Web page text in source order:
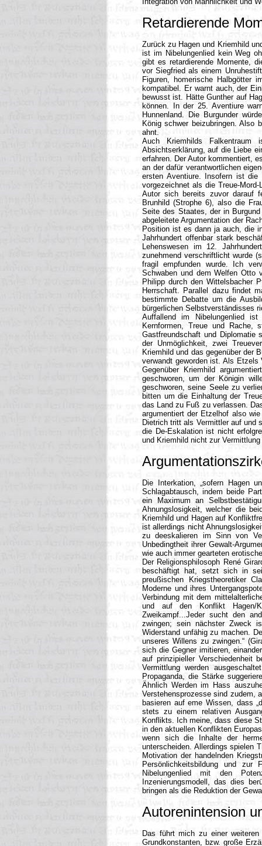
Retardierende
Zurück zu Hagen und Kriemhild
ist im Nibelungenlied kein Weg
gibt es retardierende Momente,
vor Siegfried als einem
Figuren, homerische Halbgötter
kompatibel. Er warnt auch, der
bewusst ist. Hätte Gunther auf
können. In der 25. Aventiure
Hunnenland. Die Burgunder
König schwer beizubringen. Also
ahnt.
Auch Kriemhilds
Absichtserklärung, auf die Liebe
erfahren. Der Autor kommentiert,
an der dafür verantwortlichen
ersten Aventiure. Insofern ist die
vorgezeichnet als die Treue-
Autor sich bereits zuvor darauf
Brunhild (Strophe 6), also die
Seite des Staates, der in
abgeleitete Argumentation der
Position ist es dann ja auch, die
Jahrhundert offenbar stark
Lehenswesen im 12.
zunehmend verschriftlicht wurde
fragil empfunden wurde. Ich
Schwaben und dem Welfen Otto
Philipp durch den Wittelsbacher
Herrschaft. Parallel dazu findet
bestimmte Debatte um die
bürgerlichen Selbstverständisses
Auffallend im Nibelungenlied
Kernformen, Treue und
Gastfreundschaft und Diplomatie
der Unmöglichkeit, zwei
Kriemhild und das gegenüber der
verwandt geworden ist. Als
Gegenüber Kriemhild
geschworen, um der Königin
geschworen, seine Seele zu
bitten um die Einhaltung der
das Land zu Fuß zu verlassen.
argumentiert der Etzelhof also
Dietrich tritt als Vermittler auf und
die De-Eskalation ist nicht
und Kriemhild nicht zur
Die Interkation, „sofern Hagen
Schlagabtausch, indem beide
ein Maximum an
Ahnungslosigkeit, welcher die
Kriemhild und Hagen auf
ist allerdings nicht
zu deeskalieren im Sinn von
Unbedingtheit ihrer Gewalt-
wie auch immer gearteten
Der Religionsphilosoph René
beschäftigt hat, setzt sich in
preußischen Kriegstheoretiker
Moderne und ihres
Verbindung mit dem
und auf den Konflikt Hagen/
Zweikampf...Jeder sucht den
zwingen; sein nächster Zweck
Widerstand unfähig zu machen.
unseres Willens zu zwingen.“
sich die Gegner imitieren,
auf prinzipieller Verschiedenheit
Vermittlung werden
Propaganda, die Stärke
Ähnlich Werden im Hass
Verstehensprozesse sind zudem,
basieren auf eme Wissen, dass
stets zu einem relativen
Konflikts. Ich meine, dass diese
in den aktuellen Konflikten
wenn sich die Inhalte der
unterscheiden. Allerdings spielen
Motivation der handelnden
Persönlichkeitsbildung und
Nibelungenlied mit den
Inzenierungsmodell, das dies
bringen als die Reduktion der
Autorenintension
Das führt mich zu einer
Grundkonstanten, bzw. große